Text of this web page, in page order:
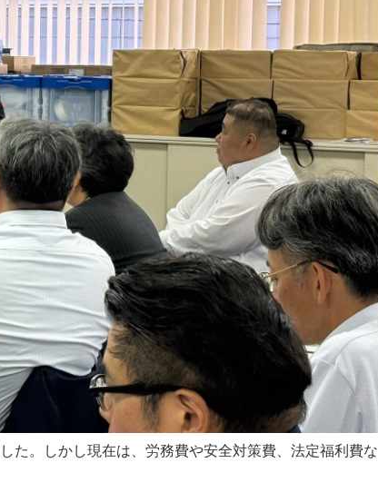
た。しかし現在は、労務費や安全対策費、法定福利費な